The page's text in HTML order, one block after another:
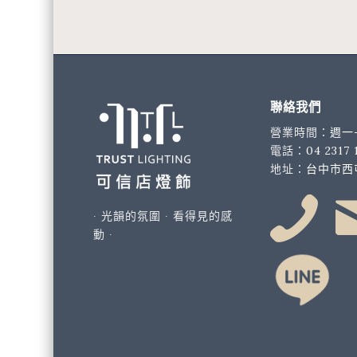
∙ 光韻的氛圍 ∙ 看得見的感
動 ∙
聯絡我們
營業時間：週
電話：04 2317
地址： 台中市